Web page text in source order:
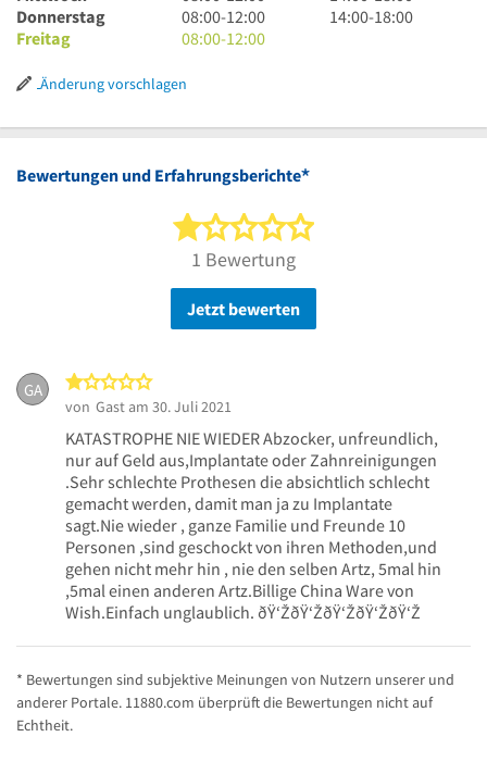
12
Uhr
18
bis
12
bis
Uhr
bis
Uhr
Uhr
Donnerstag
8
Uhr
12
08:00-12:00
14
14:00-18:00
Freitag
8
bis
Uhr
08:00-12:00
Änderung vorschlagen
Bewertungen und Erfahrungsberichte*
1 von 5 Sternen
1 Bewertung
Jetzt bewerten
GA
von Gast am 30. Juli 2021
KATASTROPHE NIE WIEDER Abzocker, unfreundlich,
nur auf Geld aus,Implantate oder Zahnreinigungen
.Sehr schlechte Prothesen die absichtlich schlecht
gemacht werden, damit man ja zu Implantate
sagt.Nie wieder , ganze Familie und Freunde 10
Personen ,sind geschockt von ihren Methoden,und
gehen nicht mehr hin , nie den selben Artz, 5mal hin
,5mal einen anderen Artz.Billige China Ware von
Wish.Einfach unglaublich. ðŸ‘ŽðŸ‘ŽðŸ‘ŽðŸ‘ŽðŸ‘Ž
* Bewertungen sind subjektive Meinungen von Nutzern unserer und
anderer Portale. 11880.com überprüft die Bewertungen nicht auf
Echtheit.